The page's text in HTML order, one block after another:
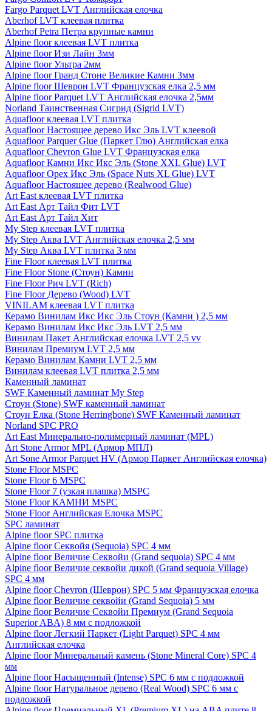
Fargo Parquet LVT Английская елочка
Aberhof LVT клеевая плитка
Aberhof Petra Петра крупные камни
Alpine floor клеевая LVT плитка
Alpine floor Изи Лайн 3мм
Alpine floor Ультра 2мм
Alpine floor Гранд Стоне Великие Камни 3мм
Alpine floor Шеврон LVT Французская елка 2,5 мм
Alpine floor Parquet LVT Английская елочка 2,5мм
Norland Таинственная Сигрид (Sigrid LVT)
Aquafloor клеевая LVT плитка
Aquafloor Настоящее дерево Икс Эль LVT клеевой
Aquafloor Parquer Glue (Паркет Глю) Английская елка
Aquafloor Chevron Glue LVT Французская елка
Aquafloor Камни Икс Икс Эль (Stone XXL Glue) LVT
Aquafloor Орех Икс Эль (Space Nuts XL Glue) LVT
Aquafloor Настоящее дерево (Realwood Glue)
Art East клеевая LVT плитка
Art East Арт Тайл Фит LVT
Art East Арт Тайл Хит
My Step клеевая LVT плитка
My Step Аква LVT Английская елочка 2,5 мм
My Step Аква LVT плитка 3 мм
Fine Floor клеевая LVT плитка
Fine Floor Stone (Стоун) Камни
Fine Floor Рич LVT (Rich)
Fine Floor Дерево (Wood) LVT
VINILAM клеевая LVT плитка
Керамо Винилам Икс Икс Эль Стоун (Камни ) 2,5 мм
Керамо Винилам Икс Икс Эль LVT 2,5 мм
Винилам Пакет Английская елочка LVT 2,5 vv
Винилам Премиум LVT 2,5 мм
Керамо Винилам Камни LVT 2,5 мм
Винилам клеевая LVT плитка 2,5 мм
Каменный ламинат
SWF Каменный ламинат My Step
Стоун (Stone) SWF каменный ламинат
Стоун Елка (Stone Herringbone) SWF Каменный ламинат
Norland SPC PRO
Art East Минерально-полимерный ламинат (MPL)
Art Stone Armor MPL (Армор МПЛ)
Art Sone Armor Parquet HV (Армор Паркет Английская елочка)
Stone Floor MSPC
Stone Floor 6 MSPC
Stone Floor 7 (узкая плашка) MSPC
Stone Floor КАМНИ MSPC
Stone Floor Английская Елочка MSPC
SPC ламинат
Alpine floor SPC плитка
Alpine floor Секвойя (Sequoia) SPC 4 мм
Alpine floor Величие Секвойи (Grand sequoia) SPC 4 мм
Alpine floor Величие секвойи дикой (Grand sequoia Village)
SPC 4 мм
Alpine floor Chevron (Шеврон) SPC 5 мм Французская елочка
Alpine floor Величие секвойи (Grand Sequoia) 5 мм
Alpine floor Величие Секвойи Премиум (Grand Sequoia
Superior ABA) 8 мм с подложкой
Alpine floor Легкий Паркет (Light Parquet) SPC 4 мм
Английская елочка
Alpine floor Минеральный камень (Stone Mineral Core) SPC 4
мм
Alpine floor Насыщенный (Intense) SPC 6 мм с подложкой
Alpine floor Натуральное дерево (Real Wood) SPC 6 мм с
подложкой